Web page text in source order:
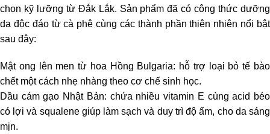
chọn kỹ lưỡng từ Đắk Lắk. Sản phẩm đã có công thức dưỡng
da độc đáo từ cà phê cùng các thành phần thiên nhiên nổi bật
sau đây:
Mật ong lên men từ hoa Hồng Bulgaria: hỗ trợ loại bỏ tế bào
chết một cách nhẹ nhàng theo cơ chế sinh học.
Dầu cám gạo Nhật Bản: chứa nhiều vitamin E cùng acid béo
có lợi và squalene giúp làm sạch và duy trì độ ẩm, cho da sáng
mịn.